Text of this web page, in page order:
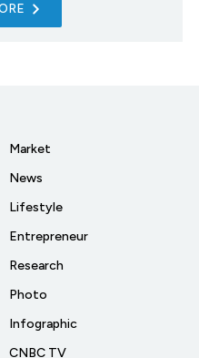
Market
News
Lifestyle
Entrepreneur
Research
Photo
Infographic
CNBC TV